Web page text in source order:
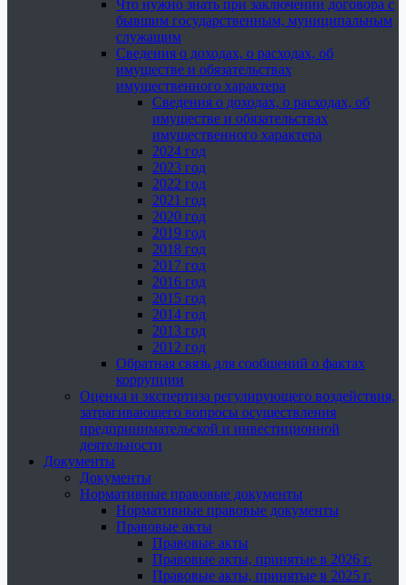
Что нужно знать при заключении договора с
бывшим государственным, муниципальным
служащим
Сведения о доходах, о расходах, об
имуществе и обязательствах
имущественного характера
Сведения о доходах, о расходах, об
имуществе и обязательствах
имущественного характера
2024 год
2023 год
2022 год
2021 год
2020 год
2019 год
2018 год
2017 год
2016 год
2015 год
2014 год
2013 год
2012 год
Обратная связь для сообщений о фактах
коррупции
Оценка и экспертиза регулирующего воздействия,
затрагивающего вопросы осуществления
предпринимательской и инвестиционной
деятельности
Документы
Документы
Нормативные правовые документы
Нормативные правовые документы
Правовые акты
Правовые акты
Правовые акты, принятые в 2026 г.
Правовые акты, принятые в 2025 г.